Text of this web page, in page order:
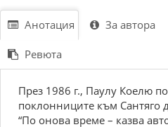
Анотация За автора
Ревюта
През 1986 г., Паулу Коелю
поклонниците към Сантяго
“По онова време – казва